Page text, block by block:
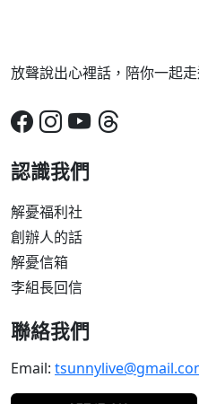
放聲說出心裡話，陪你一起
認識我們
解憂福利社
創辦人的話
解憂信箱
李組長回信
聯絡我們
Email: